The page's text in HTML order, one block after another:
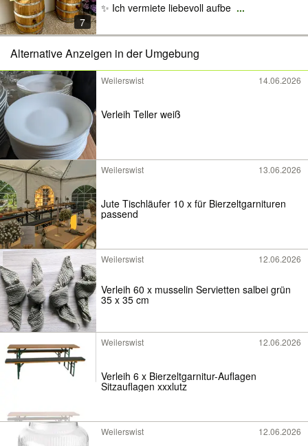
7
✨ Ich vermiete liebevoll aufbe ...
Alternative Anzeigen in der Umgebung
Weilerswist 14.06.2026
Verleih Teller weiß
Weilerswist 13.06.2026
Jute Tischläufer 10 x für Bierzeltgarnituren
passend
Weilerswist 12.06.2026
Verleih 60 x musselin Servietten salbei grün
35 x 35 cm
Weilerswist 12.06.2026
Verleih 6 x Bierzeltgarnitur-Auflagen
Sitzauflagen xxxlutz
Weilerswist 12.06.2026